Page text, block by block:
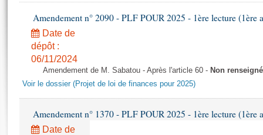
Projets de loi
Propositions de loi
Amendements
Textes adoptés
Rapports d'enquête
Rapports législatifs
Histoire
Juniors
Anciennes législatures
Liens vers les sites publics
Contacts et plan d'accès
Photos libres de droit
Amendement n° 2090 - PLF POUR 2025 - 1ère lecture (1ère
Date de
dépôt :
06/11/2024
Amendement de M. Sabatou - Après l'article 60 - Non renseigné
Voir le dossier (Projet de loi de finances pour 2025)
Amendement n° 1370 - PLF POUR 2025 - 1ère lecture (1ère
Date de